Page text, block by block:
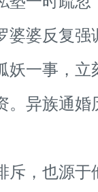
婆婆反复强
妖一事，
。异族通
，也源于